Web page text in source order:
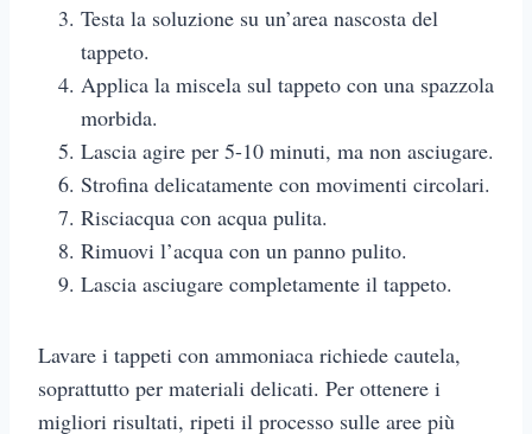
Testa la soluzione su un’area nascosta del
tappeto.
Applica la miscela sul tappeto con una spazzola
morbida.
Lascia agire per 5-10 minuti, ma non asciugare.
Strofina delicatamente con movimenti circolari.
Risciacqua con acqua pulita.
Rimuovi l’acqua con un panno pulito.
Lascia asciugare completamente il tappeto.
Lavare i tappeti con ammoniaca richiede cautela,
soprattutto per materiali delicati. Per ottenere i
migliori risultati, ripeti il processo sulle aree più